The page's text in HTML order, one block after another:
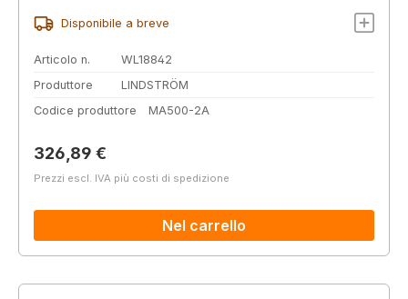
Disponibile a breve
Articolo n.
WL18842
Produttore
LINDSTRÖM
Codice produttore
MA500-2A
Prezzo normale:
326,89 €
Prezzi escl. IVA più costi di spedizione
Nel carrello